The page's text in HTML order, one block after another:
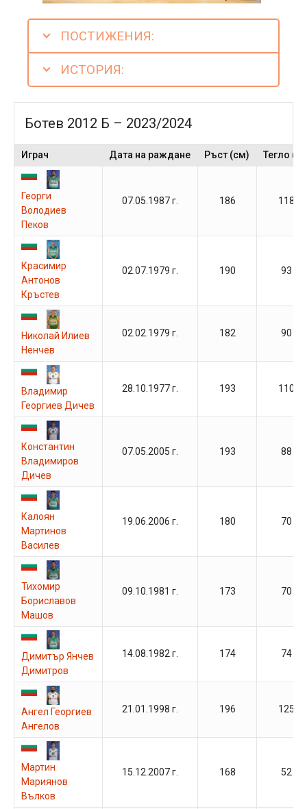
ПОСТИЖЕНИЯ:
ИСТОРИЯ:
Ботев 2012 Б – 2023/2024
Играч Дата на раждане Ръст (см) Тегло
Георги
Володиев
Пеков
07.05.1987 г. 186 118
Красимир
Антонов
Кръстев
02.07.1979 г. 190 93
Николай Илиев
Ненчев
02.02.1979 г. 182 90
Владимир
Георгиев Дичев
28.10.1977 г. 193 110
Константин
Владимиров
Дичев
07.05.2005 г. 193 88
Калоян
Мартинов
Василев
19.06.2006 г. 180 70
Тихомир
Бориславов
Машов
09.10.1981 г. 173 70
Димитър Янчев
Димитров
14.08.1982 г. 174 74
Ангел Георгиев
Ангелов
21.01.1998 г. 196 125
Мартин
Мариянов
Вълков
15.12.2007 г. 168 52